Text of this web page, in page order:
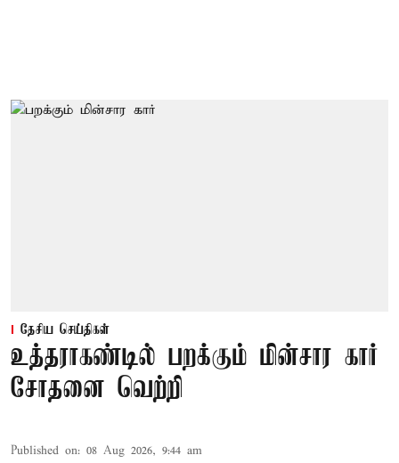
தேசிய செய்திகள்
உத்தராகண்டில் பறக்கும் மின்சார கார்
சோதனை வெற்றி
Published on: 08 Aug 2026, 9:44 am